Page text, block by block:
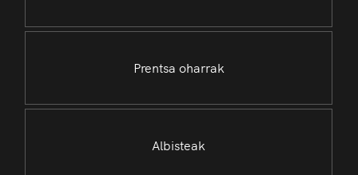
Prentsa oharrak
Albisteak